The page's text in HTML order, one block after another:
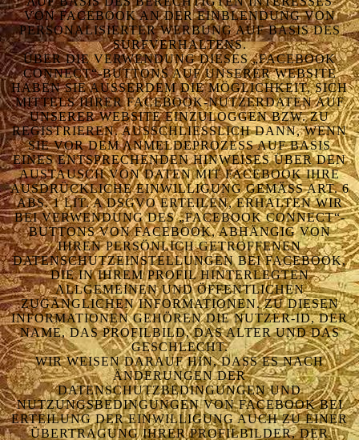
N FACEBOOK AN DER EINBLENDUNG VON PE
RSONALISIERTER WERBUNG AUF BASIS DES SU
RFVERHALTENS.
ÜBER DIE VERWENDUNG DIESES „FACEBOOK
CONNECT“-BUTTONS AUF UNSERER WEBSITE
HABEN SIE AUSSERDEM DIE MÖGLICHKEIT, SICH M
ITTELS IHRER FACEBOOK-NUTZERDATEN AUF U
NSERER WEBSITE EINZULOGGEN BZW. ZU R
EGISTRIEREN. AUSSCHLIESSLICH DANN, WENN SI
E VOR DEM ANMELDEPROZESS AUF BASIS EI
NES ENTSPRECHENDEN HINWEISES ÜBER DEN AU
STAUSCH VON DATEN MIT FACEBOOK IHRE AU
SDRÜCKLICHE EINWILLIGUNG GEMÄSS ART. 6 ABS
. 1 LIT. A DSGVO ERTEILEN, ERHALTEN WIR BEI
VERWENDUNG DES „FACEBOOK CONNECT“- BUT
TONS VON FACEBOOK, ABHÄNGIG VON IHR
EN PERSÖNLICH GETROFFENEN DAT
ENSCHUTZEINSTELLUNGEN BEI FACEBOOK, DIE
IN IHREM PROFIL HINTERLEGTEN ALL
GEMEINEN UND ÖFFENTLICHEN ZUG
ÄNGLICHEN INFORMATIONEN. ZU DIESEN INF
ORMATIONEN GEHÖREN DIE NUTZER-ID, DER NAM
E, DAS PROFILBILD, DAS ALTER UND DAS GES
CHLECHT.
WIR WEISEN DARAUF HIN, DASS ES NACH
ÄNDERUNGEN DER
DATENSCHUTZBEDINGUNGEN UND
NUTZUNGSBEDINGUNGEN VON FACEBOOK BEI
ERTEILUNG DER EINWILLIGUNG AUCH ZU EINER
ÜBERTRAGUNG IHRER PROFILBILDER, DER